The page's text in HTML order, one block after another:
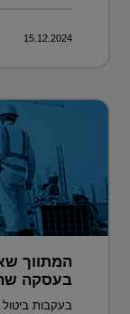
15.12.2024
בעסקה
בעקבות